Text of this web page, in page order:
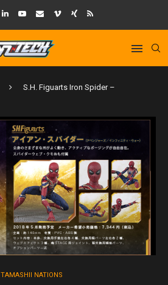
S.H. Figuarts Iron Spider –
TAMASHII NATIONS